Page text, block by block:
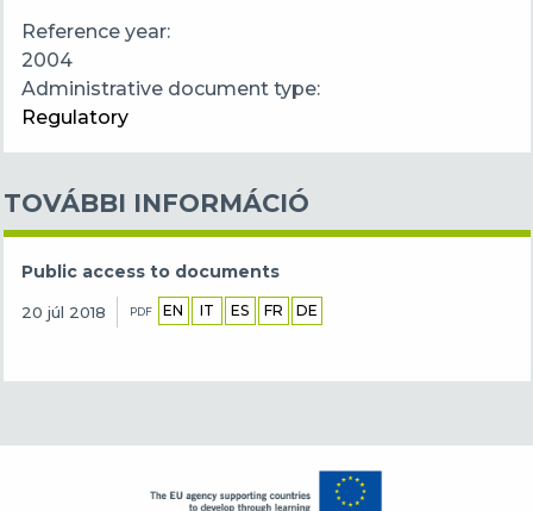
Reference year
2004
Administrative document type
Regulatory
TOVÁBBI INFORMÁCIÓ
Public access to documents
20 júl 2018 PDF EN IT ES FR DE